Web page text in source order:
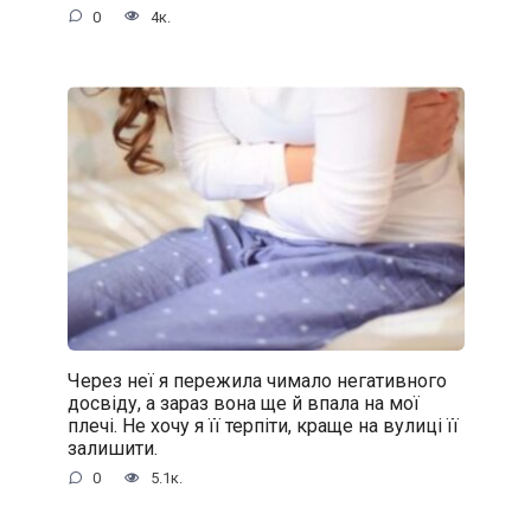
0 4к.
Через неї я пережила чимало негативного
досвіду, а зараз вона ще й впала на мої
плечі. Не хочу я її терпіти, краще на вулиці її
залишити.
0 5.1к.